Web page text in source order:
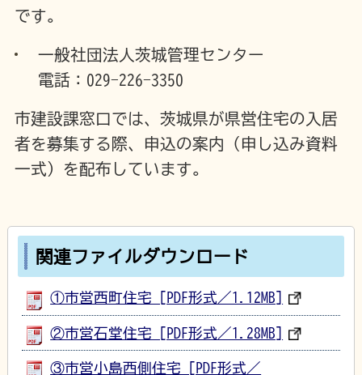
です。
一般社団法人茨城管理センター
電話：029-226-3350
市建設課窓口では、茨城県が県営住宅の入居
者を募集する際、申込の案内（申し込み資料
一式）を配布しています。
関連ファイルダウンロード
①市営西町住宅 [PDF形式／1.12MB]
②市営石堂住宅 [PDF形式／1.28MB]
③市営小島西側住宅 [PDF形式／